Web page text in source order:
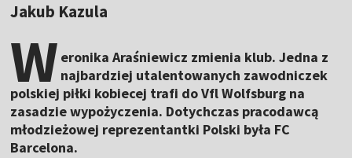
Jakub Kazula
W eronika Araśniewicz zmienia klub. Jedna z
najbardziej utalentowanych zawodniczek
polskiej piłki kobiecej trafi do Vfl Wolfsburg na
zasadzie wypożyczenia. Dotychczas pracodawcą
młodzieżowej reprezentantki Polski była FC
Barcelona.